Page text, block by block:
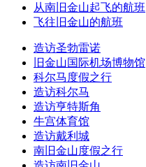
从南旧金山起飞的航班
飞往旧金山的航班
造访圣勃雷诺
旧金山国际机场博物馆
科尔马度假之行
造访科尔马
造访亨特斯角
牛宫体育馆
造访戴利城
南旧金山度假之行